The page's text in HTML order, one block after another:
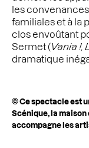
les
familiales et à la
clos envoûtant
Sermet (Vania !,
dramatique
© Ce spectacle est
Scénique, la
accompagne les